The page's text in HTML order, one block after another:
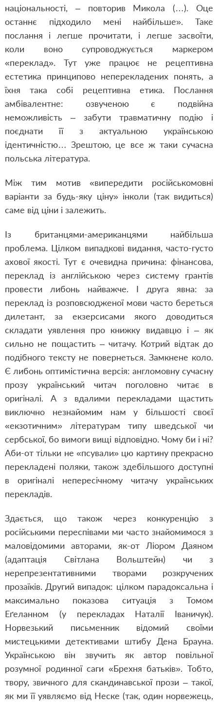
національності, – повторив Микола (…). Оце
останнє підходило мені найбільше». Таке
послання і легше прочитати, і легше засвоїти,
коли воно супроводжується маркером
«переклад». Тут уже працює не рецептивна
естетика принципово неперекладених понять, а
їхня така собі рецептивна етика. Послання
амбівалентне: озвученою є подвійна
неможливість – забути травматичну подію і
поєднати її з актуальною українською
ідентичністю… Зрештою, це все ж таки сучасна
польська література.
Між тим мотив «випередити російськомовні
варіанти за будь-яку ціну» інколи (так видиться)
саме від ціни і залежить.
Із британцями-американцями найбільша
проблема. Цілком випадкові видання, часто-густо
ахової якості. Тут є очевидна причина: фінансова,
переклад із англійською через систему грантів
провести либонь найважче. І друга явна: за
переклад із розповсюдженої мови часто береться
дилетант, за екзерсисами якого доводиться
складати уявлення про книжку видавцю і – як
сильно не пощастить – читачу. Котрий відтак до
подібного тексту не повернеться. Замкнене коло.
Є либонь оптимістична версія: англомовну сучасну
прозу український читач поголовно читає в
оригіналі. А з вдалими перекладами щастить
виключно незнайомим нам у більшості своєї
«екзотичним» літературам типу шведської чи
сербської, бо вимоги вищі відповідно. Чому би і ні?
Аби-от тільки не «псували» цю картину прекрасно
перекладені поляки, також здебільшого доступні
в оригіналі непересічному читачу українських
перекладів.
Здається, що також через конкуренцію з
російськими переспівами ми часто знайомимося з
маловідомими авторами, як-от Ліором Даяном
(адаптація Світлана Вольштейн) чи з
нерепрезентативними творами розкручених
прозаїків. Другий випадок: цілком парадоксальна і
максимально показова ситуація з Томом
Еґеланном (у перекладах Наталії Іваничук).
Норвезький письменник відомий своїми
мистецькими детективами штибу Дена Брауна.
Українською він звучить як автор повільної
розумної родинної саги «Брехня батьків». Тобто,
твору, звичного для скандинавської прози – такої,
як ми її уявляємо від Неске (так, один норвежець,